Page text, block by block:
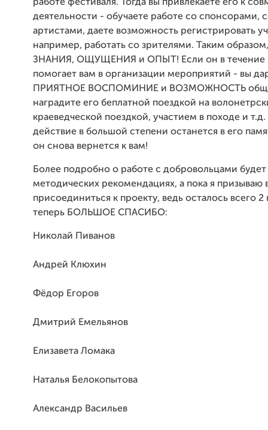
работе фестиваля. Тогда вы привлекаете его к
деятельности - обучаете работе со спонсорами,
артистами, даете возможность регистрировать
например, работать со зрителями. Таким
ЗНАНИЯ, ОЩУЩЕНИЯ и ОПЫТ! Если он в течение
помогает вам в организации мероприятий - вы
ПРИЯТНОЕ ВОСПОМИНИЕ и ВОЗМОЖНОСТЬ
наградите его беплатной поездкой на
краеведческой поездкой, участием в походе и
действие в большой степени останется в его
он снова вернется к вам!
Более подробно о работе с добровольцами будет
методических рекомендациях, а пока я призываю
присоединиться к проекту, ведь осталось всего
теперь БОЛЬШОЕ СПАСИБО:
Николай Пиванов
Андрей Клюхин
Фёдор Егоров
Дмитрий Емельянов
Елизавета Ломака
Наталья Белокопытова
Александр Васильев